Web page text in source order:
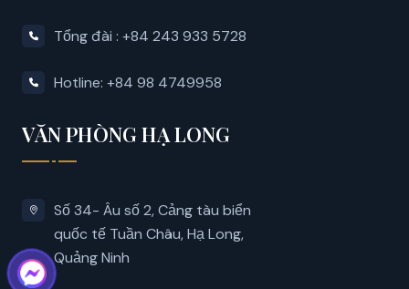
Tổng đài : +84 243 933 5728
Hotline: +84 98 4749958
VĂN PHÒNG HẠ LONG
Số 34- Âu số 2, Cảng tàu biển
quốc tế Tuần Châu, Hạ Long,
Quảng Ninh